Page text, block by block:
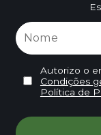
Autorizo o
Condições
Política de